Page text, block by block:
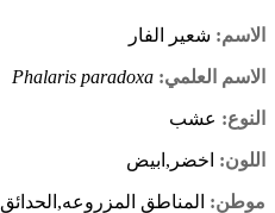
الاسم: شعير الفار
الاسم العلمي: Phalaris paradoxa
النوع: عشب
اللون: اخضر,ابيض
موطن: المناطق المزروعه,الحدائق